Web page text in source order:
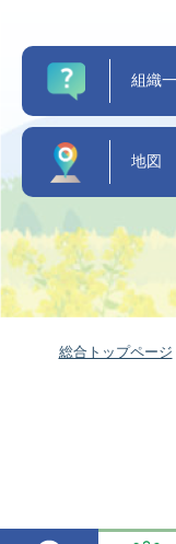
組織
地図
総合トップページ